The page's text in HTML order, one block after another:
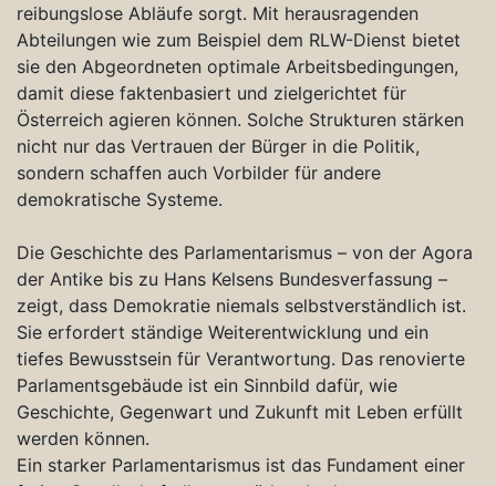
reibungslose Abläufe sorgt. Mit herausragenden
Abteilungen wie zum Beispiel dem RLW-Dienst bietet
sie den Abgeordneten optimale Arbeitsbedingungen,
damit diese faktenbasiert und zielgerichtet für
Österreich agieren können. Solche Strukturen stärken
nicht nur das Vertrauen der Bürger in die Politik,
sondern schaffen auch Vorbilder für andere
demokratische Systeme.
Die Geschichte des Parlamentarismus – von der Agora
der Antike bis zu Hans Kelsens Bundesverfassung –
zeigt, dass Demokratie niemals selbstverständlich ist.
Sie erfordert ständige Weiterentwicklung und ein
tiefes Bewusstsein für Verantwortung. Das renovierte
Parlamentsgebäude ist ein Sinnbild dafür, wie
Geschichte, Gegenwart und Zukunft mit Leben erfüllt
werden können.
Ein starker Parlamentarismus ist das Fundament einer